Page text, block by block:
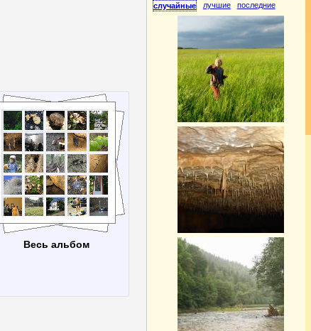
Весь альбом
случайные лучшие последние